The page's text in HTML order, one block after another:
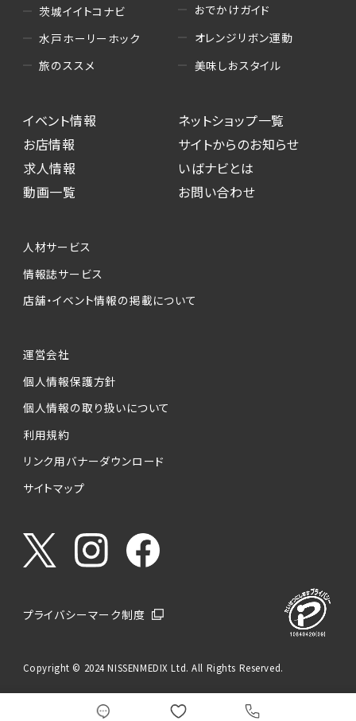
茨城イイトコナビ
水戸ホーリーホック
旅のススメ
おでかけガイド
オレンジリボン運動
美味しおスタイル
イベント情報
お店情報
求人情報
動画一覧
ネットショップ一覧
サイトからのお知らせ
いばナビとは
お問い合わせ
人材サービス
情報誌サービス
店舗・イベント情報の掲載について
運営会社
個人情報保護方針
個人情報の取り扱いについて
利用規約
リンク用バナーダウンロード
サイトマップ
プライバシーマーク制度
Copyright © 2024 NISSENMEDIX Ltd. All Rights Reserved.